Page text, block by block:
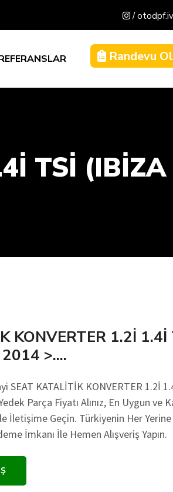
/
Randevu
TSİ
KONVERTER 1.2İ 1.4İ
>....
SEAT KATALİTİK KONVERTER 1.2İ
Parça Fiyatı Alınız, En Uygun ve
İletişime Geçin. Türkiyenin Her Yerine
İmkanı İle Hemen Alışveriş Yapın.